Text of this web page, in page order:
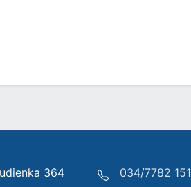
364
034/7782 151